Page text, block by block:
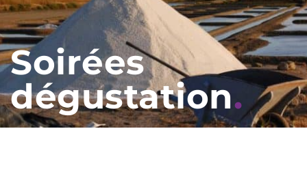
Soirées
dégustation.